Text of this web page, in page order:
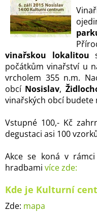
vinařskou lokalitou
počátkům vinařství u
vrcholem 355 n.m.
obcí Nosislav,
vinařských obcí
Vstupné 100,- Kč
degustaci asi 100
Akce se koná v
hradbami více zde:
Kde je Kulturní
Zde: mapa